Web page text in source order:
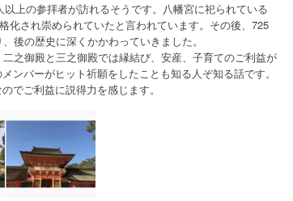
上の参拝者が訪れるそうです。八幡宮に祀られている
化され崇められていたと言われています。その後、725
後の歴史に深くかかわっていきました。
之御殿と三之御殿では縁結び、安産、子育てのご利益が
ンバーがヒット祈願をしたことも知る人ぞ知る話です。
でご利益に説得力を感じます。